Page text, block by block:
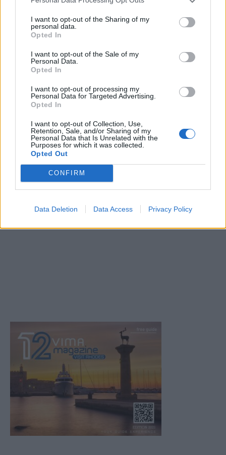
I want to opt-out of the Sharing of my
personal data.
Opted In
I want to opt-out of the Sale of my
Personal Data.
Opted In
I want to opt-out of processing my
Personal Data for Targeted Advertising.
Opted In
I want to opt-out of Collection, Use,
Retention, Sale, and/or Sharing of my
Personal Data that Is Unrelated with the
Purposes for which it was collected.
Opted Out
CONFIRM
Data Deletion Data Access Privacy Policy